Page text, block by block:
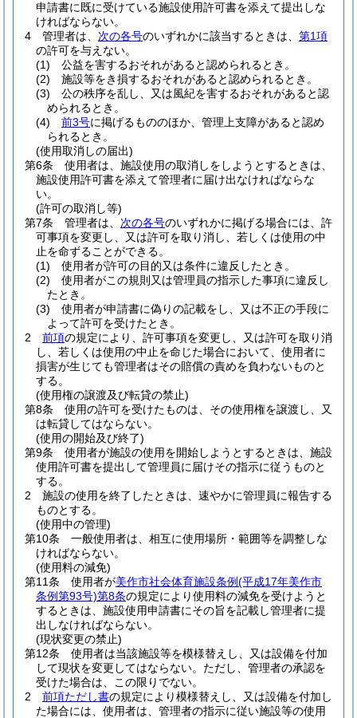
申請書に既に受けている施設使用許可書を添えて提出しな
ければならない。
4
管理者は、 次の各号のいずれかに該当するときは、 第1項
の許可を与えない。
(1)
公益を害するおそれがあると認められるとき。
(2)
施設等をき損するおそれがあると認められるとき。
(3)
公の秩序を乱し、又は風紀を害するおそれがあると認
められるとき。
(4)
前3号に掲げるもののほか、管理上支障があると認め
られるとき。
(使用取消しの届出)
第6条
使用者は、施設使用の取消しをしようとするときは、
施設使用許可書を添えて管理者に届け出なければならな
い。
(許可の取消し等)
第7条
管理者は、 次の各号のいずれかに掲げる場合には、許
可事項を変更し、又は許可を取り消し、若しくは使用の中
止を命ずることができる。
(1)
使用者が許可の目的又は条件に違反したとき。
(2)
使用者がこの規則又は管理員の指示した事項に違反し
たとき。
(3)
使用者が申請書に偽りの記載をし、又は不正の手段に
よって許可を受けたとき。
2
前項の規定により、許可事項を変更し、又は許可を取り消
し、若しくは使用の中止を命じた場合において、使用者に
損害が生じても管理者はその賠償の責めを負わないものと
する。
(使用権の譲渡及び転貸の禁止)
第8条
使用の許可を受けたものは、その使用権を譲渡し、又
は転貸してはならない。
(使用の開始及び終了)
第9条
使用者が施設の使用を開始しようとするときは、施設
使用許可書を提出して管理員に届けその指示に従うものと
する。
2
施設の使用を終了したときは、速やかに管理員に報告する
ものとする。
(使用中の管理)
第10条
一般使用者は、相互に使用場所・範囲等を調整しな
ければならない。
(使用料の減免)
第11条
使用者が美作市社会体育施設条例(平成17年美作市
条例第93号)第8条の規定により使用料の減免を受けようと
するときは、施設使用申請書にその旨を記載し管理者に提
出しなければならない。
(現状変更の禁止)
第12条
使用者は当該施設等を模様替えし、又は設備を付加
して現状を変更してはならない。 ただし、管理者の承認を
受けた場合は、この限りでない。
2
前項ただし書の規定により模様替えし、又は設備を付加し
た場合には、使用者は、管理者の指示に従い施設等の使用